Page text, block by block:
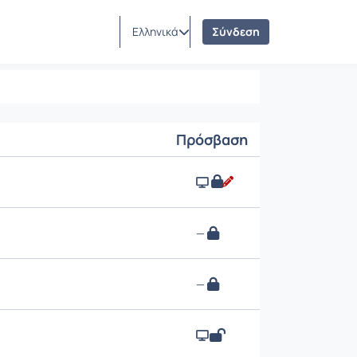
Ελληνικά Σύνδεση
Πρόσβαση
—
—